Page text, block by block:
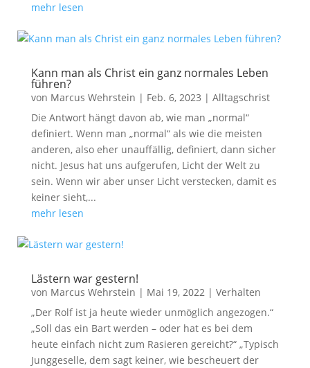
mehr lesen
Kann man als Christ ein ganz normales Leben
führen?
von Marcus Wehrstein | Feb. 6, 2023 | Alltagschrist
Die Antwort hängt davon ab, wie man „normal“
definiert. Wenn man „normal“ als wie die meisten
anderen, also eher unauffällig, definiert, dann sicher
nicht. Jesus hat uns aufgerufen, Licht der Welt zu
sein. Wenn wir aber unser Licht verstecken, damit es
keiner sieht,...
mehr lesen
Lästern war gestern!
von Marcus Wehrstein | Mai 19, 2022| Verhalten
„Der Rolf ist ja heute wieder unmöglich angezogen.“
„Soll das ein Bart werden – oder hat es bei dem
heute einfach nicht zum Rasieren gereicht?“ „Typisch
Junggeselle, dem sagt keiner, wie bescheuert der